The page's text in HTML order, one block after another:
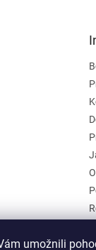
umožnili